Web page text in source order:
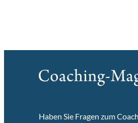
Haben Sie Fragen zum